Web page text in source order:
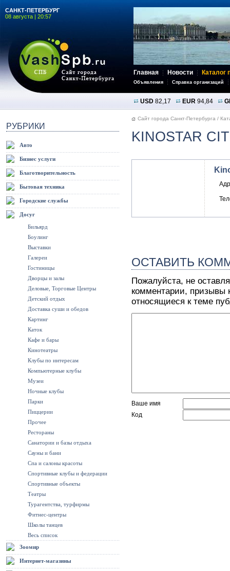
САНКТ-ПЕТЕРБУРГ
08 августа | 20:57
Главная Новости Каталог
Объявления Справка организаций
USD 82,17 EUR 94,84
РУБРИКИ
Авто
Бизнес услуги
Благотворительность
Бытовая техника
Городские службы
Досуг
Бильярд
Боулинг
Выставки
Галереи
Гостиницы
Дворцы и залы
Деловые, Торговые Центры
Детский отдых
Доставка суши и обедов
Картинг
Каток
Кафе и бары
Кинотеатры
Клубы по интересам
Компьютерные клубы
Музеи
Ночные клубы
Парки
Пиццерии
Прочее
Рестораны
Санатории и базы отдыха
Сауны и бани
Спа и салоны красоты
Спортивные клубы и федерации
Спортивные объекты
Театры
Турагентства, турфирмы
Фитнес-центры
Школы танцев
Весь список
Зоомир
Интернет-магазины
Сайт города Санкт-Петербурга /
KINOSTAR
ОСТАВИТЬ
Пожалуйста, не
комментарии, призывы
относящиеся к теме
Ваше имя
Код